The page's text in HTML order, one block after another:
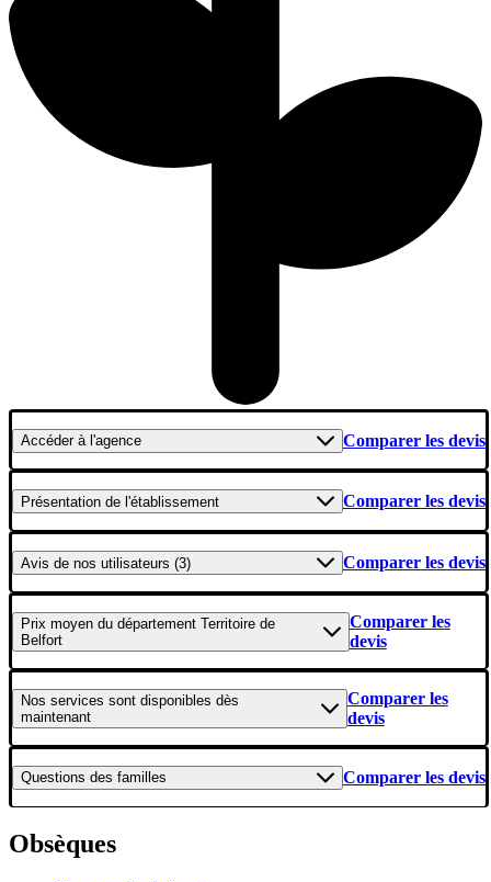
Accéderà l'agence Comparer les devis
Présentation de l'établissement Comparer les devis
Avis de nos utilisateurs (3) Comparer les devis
Prix moyen du département Territoire de
Belfort
Comparer les
devis
Nos services sont disponibles dès
maintenant
Comparer les
devis
Questions des familles Comparer les devis
Obsèques